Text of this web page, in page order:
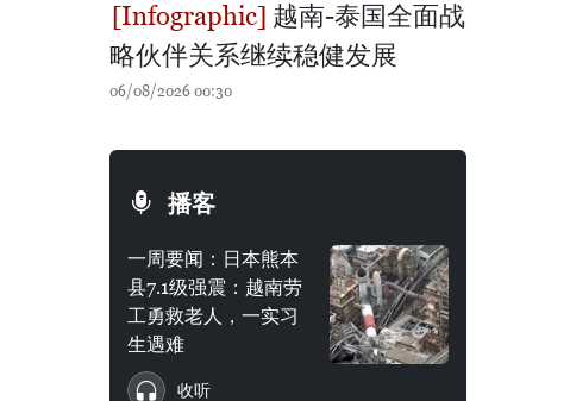
越南-泰国全面战
略伙伴关系继续稳健发展
06/08/2026 00:30
播客
一周要闻：日本熊本
县7.1级强震：越南劳
工勇救老人，一实习
生遇难
收听